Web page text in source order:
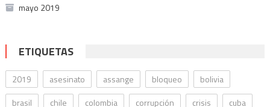
mayo 2019
ETIQUETAS
2019 asesinato assange bloqueo
bolivia
brasil
chile colombia corrupción crisis cuba